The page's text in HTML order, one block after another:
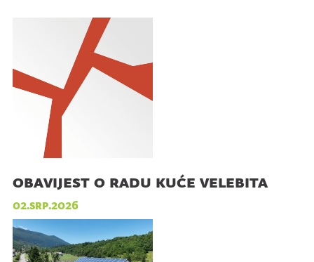
obavijest o radu kuće velebita
02.srp.2026